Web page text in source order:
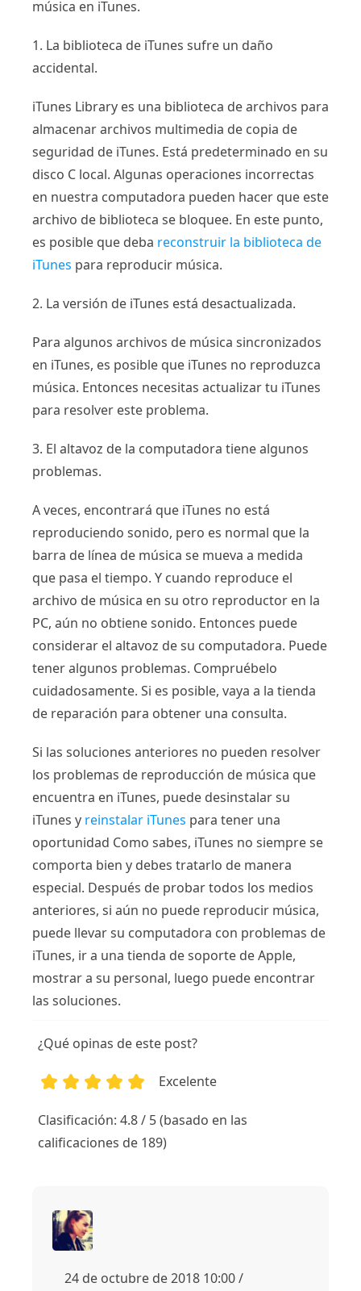
música en iTunes.
1. La biblioteca de iTunes sufre un daño
accidental.
iTunes Library es una biblioteca de archivos para
almacenar archivos multimedia de copia de
seguridad de iTunes. Está predeterminado en su
disco C local. Algunas operaciones incorrectas
en nuestra computadora pueden hacer que este
archivo de biblioteca se bloquee. En este punto,
es posible que deba reconstruir la biblioteca de
iTunes para reproducir música.
2. La versión de iTunes está desactualizada.
Para algunos archivos de música sincronizados
en iTunes, es posible que iTunes no reproduzca
música. Entonces necesitas actualizar tu iTunes
para resolver este problema.
3. El altavoz de la computadora tiene algunos
problemas.
A veces, encontrará que iTunes no está
reproduciendo sonido, pero es normal que la
barra de línea de música se mueva a medida
que pasa el tiempo. Y cuando reproduce el
archivo de música en su otro reproductor en la
PC, aún no obtiene sonido. Entonces puede
considerar el altavoz de su computadora. Puede
tener algunos problemas. Compruébelo
cuidadosamente. Si es posible, vaya a la tienda
de reparación para obtener una consulta.
Si las soluciones anteriores no pueden resolver
los problemas de reproducción de música que
encuentra en iTunes, puede desinstalar su
iTunes y reinstalar iTunes para tener una
oportunidad Como sabes, iTunes no siempre se
comporta bien y debes tratarlo de manera
especial. Después de probar todos los medios
anteriores, si aún no puede reproducir música,
puede llevar su computadora con problemas de
iTunes, ir a una tienda de soporte de Apple,
mostrar a su personal, luego puede encontrar
las soluciones.
¿Qué opinas de este post?
Excelente
Clasificación: 4.8 / 5 (basado en las
calificaciones de 189)
24 de octubre de 2018 10:00 /